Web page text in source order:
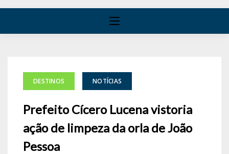
DESTINOS NOTÍCIAS
Prefeito Cícero Lucena vistoria
ação de limpeza da orla de João
Pessoa